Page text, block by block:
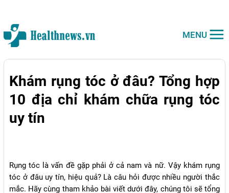
MENU
Khám rụng tóc ở đâu? Tổng hợp
10 địa chỉ khám chữa rụng tóc
uy tín
Rụng tóc là vấn đề gặp phải ở cả nam và nữ. Vậy khám rụng
tóc ở đâu uy tín, hiệu quả? Là câu hỏi được nhiều người thắc
mắc. Hãy cùng tham khảo bài viết dưới đây, chúng tôi sẽ tổng